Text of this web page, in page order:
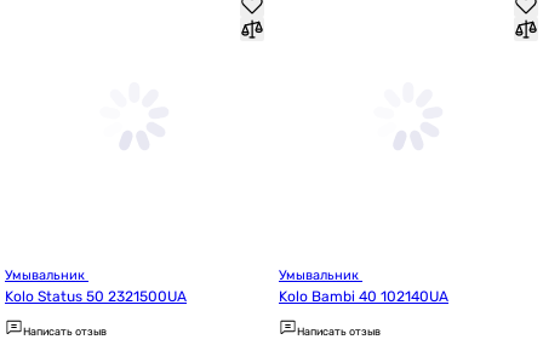
Kolo Status 50 2321500UA
Написать отзыв
Kolo Bambi 40 102140UA
Написать отзыв